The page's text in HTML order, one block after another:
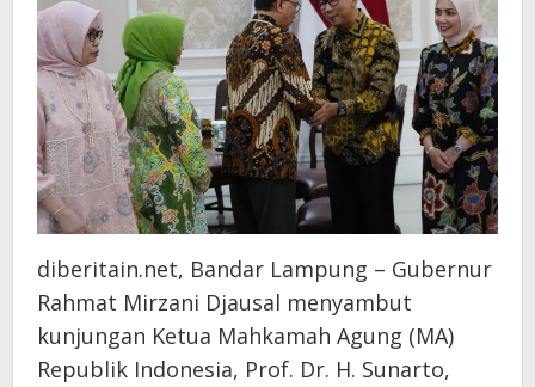
diberitain.net, Bandar Lampung – Gubernur
Rahmat Mirzani Djausal menyambut
kunjungan Ketua Mahkamah Agung (MA)
Republik Indonesia, Prof. Dr. H. Sunarto,